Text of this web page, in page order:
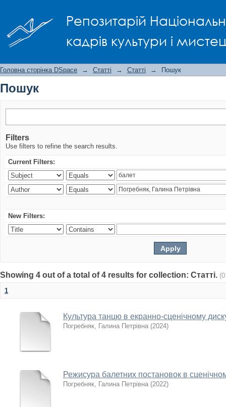
Репозитарій
кадрів культури і
Головна сторінка DSpace → Статті → Статті → Пошук
Пошук
Filters
Use filters to refine the search results.
Current Filters:
New Filters:
Showing 4 out of a total of 4 results for collection: Статті.
1
Культура танцю в екранно-сценічному
Погребняк, Галина Петрівна (2024)
Режисура балетних постановок в
Погребняк, Галина Петрівна (2022)